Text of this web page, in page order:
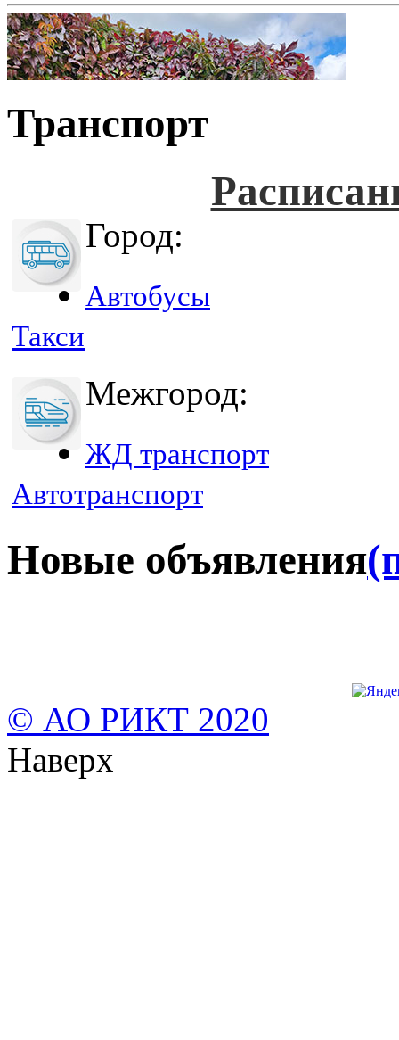
Транспорт
Город:
Автобусы
Такси
Межгород:
ЖД транспорт
Автотранспорт
Новые объявления
© АО РИКТ 2020
Наверх